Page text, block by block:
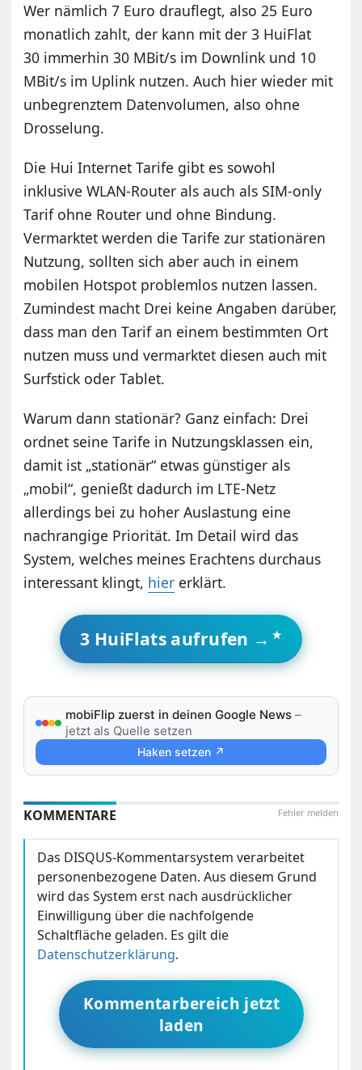
Wer nämlich 7 Euro drauflegt, also 25 Euro
monatlich zahlt, der kann mit der 3 HuiFlat
30 immerhin 30 MBit/s im Downlink und 10
MBit/s im Uplink nutzen. Auch hier wieder mit
unbegrenztem Datenvolumen, also ohne
Drosselung.
Die Hui Internet Tarife gibt es sowohl
inklusive WLAN-Router als auch als SIM-only
Tarif ohne Router und ohne Bindung.
Vermarktet werden die Tarife zur stationären
Nutzung, sollten sich aber auch in einem
mobilen Hotspot problemlos nutzen lassen.
Zumindest macht Drei keine Angaben darüber,
dass man den Tarif an einem bestimmten Ort
nutzen muss und vermarktet diesen auch mit
Surfstick oder Tablet.
Warum dann stationär? Ganz einfach: Drei
ordnet seine Tarife in Nutzungsklassen ein,
damit ist „stationär“ etwas günstiger als
„mobil“, genießt dadurch im LTE-Netz
allerdings bei zu hoher Auslastung eine
nachrangige Priorität. Im Detail wird das
System, welches meines Erachtens durchaus
interessant klingt, hier erklärt.
3 HuiFlats aufrufen →
mobiFlip zuerst in deinen Google News –
jetzt als Quelle setzen
Haken setzen ↗
Fehler melden
KOMMENTARE
Das DISQUS-Kommentarsystem verarbeitet
personenbezogene Daten. Aus diesem Grund
wird das System erst nach ausdrücklicher
Einwilligung über die nachfolgende
Schaltfläche geladen. Es gilt die
Datenschutzerklärung.
Kommentarbereich jetzt
laden